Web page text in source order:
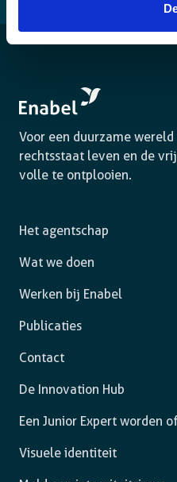
Voor een duurzame
rechtsstaat leven en de
volle te ontplooien.
Het agentschap
Wat we doen
Werken bij Enabel
Publicaties
Contact
De Innovation Hub
Een Junior Expert worden
Visuele identiteit